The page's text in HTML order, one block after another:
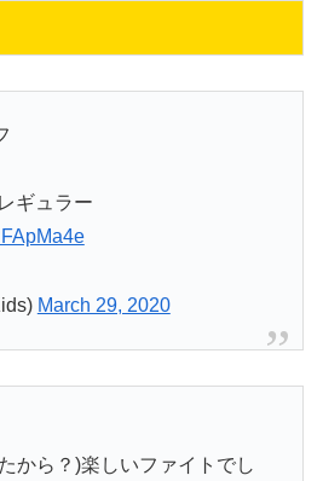
ギュラー
March 29, 2020
から？)楽しいファイトでし